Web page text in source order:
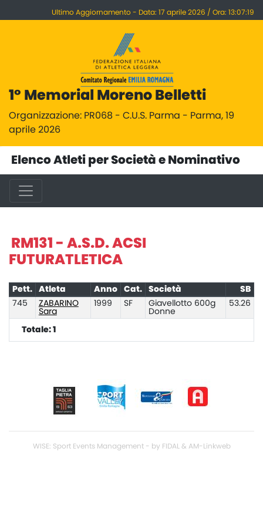
Ultimo Aggiornamento - Data: 17 aprile 2026 / Ora: 13:07:19
1° Memorial Moreno Belletti
Organizzazione: PR068 - C.U.S. Parma - Parma, 19
aprile 2026
Elenco Atleti per Società e Nominativo
RM131 - A.S.D. ACSI
FUTURATLETICA
Pett. Atleta Anno Cat. Società
SB
745
ZABARINO
Sara
1999 SF
Giavellotto 600g
Donne
53.26
Totale: 1
WISE: Sport Events Management - by FIDAL & AM-Linkweb